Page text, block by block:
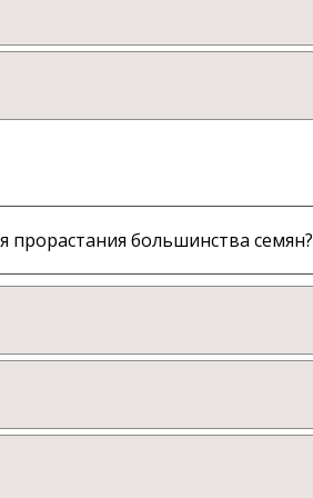
прорастания большинства семян?